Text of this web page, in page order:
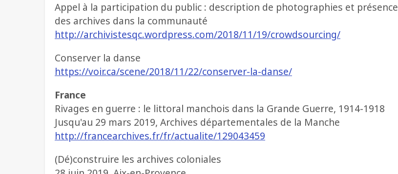
Appel à la participation du public : description de photographies et présence
des archives dans la communauté
http://archivistesqc.wordpress.com/2018/11/19/crowdsourcing/
Conserver la danse
https://voir.ca/scene/2018/11/22/conserver-la-danse/
France
Rivages en guerre : le littoral manchois dans la Grande Guerre, 1914-1918
Jusqu'au 29 mars 2019, Archives départementales de la Manche
http://francearchives.fr/fr/actualite/129043459
(Dé)construire les archives coloniales